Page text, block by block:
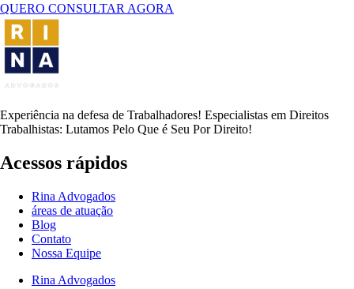
QUERO CONSULTAR AGORA
Experiência na defesa de Trabalhadores! Especialistas em Direitos
Trabalhistas: Lutamos Pelo Que é Seu Por Direito!
Acessos rápidos
Rina Advogados
áreas de atuação
Blog
Contato
Nossa Equipe
Rina Advogados